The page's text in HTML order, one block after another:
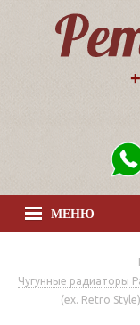
МЕНЮ
Чугунные радиаторы
(ex. Retro